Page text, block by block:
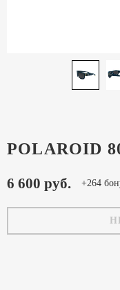
POLAROID
6 600 руб. +264